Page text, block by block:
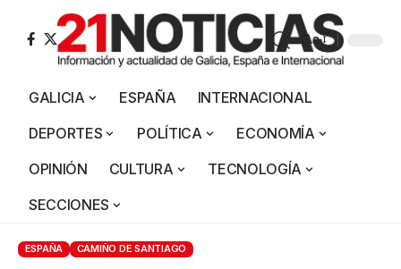
Aa
GALICIA ESPAÑA
INTERNACIONAL
DEPORTES
POLÍTICA
ECONOMÍA
OPINIÓN
CULTURA
TECNOLOGÍA
SECCIONES
ESPAÑA CAMIÑO DE SANTIAGO